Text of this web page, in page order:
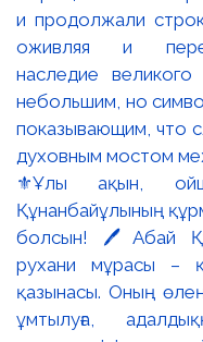
и продолжали
оживляя и
наследие
небольшим, но
показывающим, что
духовным мостом